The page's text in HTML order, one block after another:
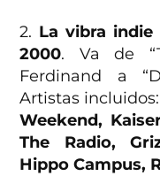
2. La vibra
2000. Va de
Ferdinand a
Artistas incluidos:
Weekend,
The Radio,
Hippo Campus,